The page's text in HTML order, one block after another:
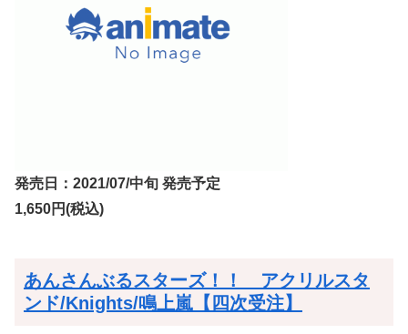
発売日：2021/07/中旬 発売予定
1,650円(税込)
あんさんぶるスターズ！！ アクリルスタ
ンド/Knights/鳴上嵐【四次受注】